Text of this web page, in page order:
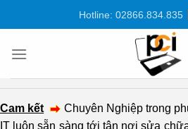
dung
Hotline: 02866.834.835
Cam kết
Chuyên Nghiệp trong
IT luôn sẵn sàng tới tận nơi sửa